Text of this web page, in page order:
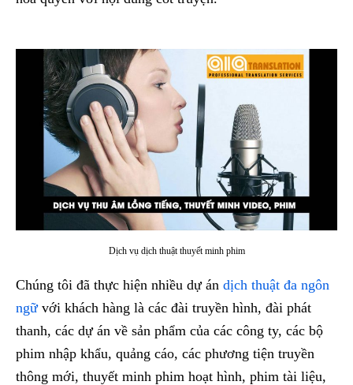
Dịch vụ dịch thuật thuyết minh phim
Chúng tôi đã thực hiện nhiều dự án dịch thuật đa ngôn
ngữvới khách hàng là các đài truyền hình, đài phát
thanh, các dự án về sản phẩm của các công ty, các bộ
phim nhập khẩu, quảng cáo, các phương tiện truyền
thông mới, thuyết minh phim hoạt hình, phim tài liệu,